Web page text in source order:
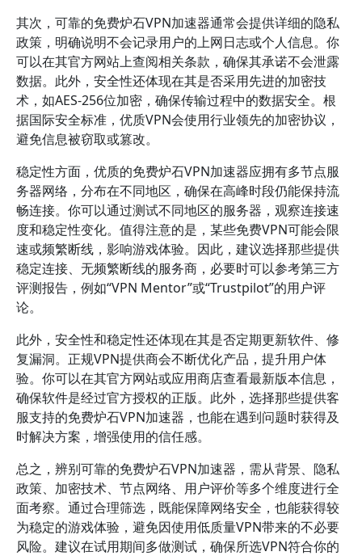
其次，可靠的免费炉石VPN加速器通常会提供详细的隐私
政策，明确说明不会记录用户的上网日志或个人信息。你
可以在其官方网站上查阅相关条款，确保其承诺不会泄露
数据。此外，安全性还体现在其是否采用先进的加密技
术，如AES-256位加密，确保传输过程中的数据安全。根
据国际安全标准，优质VPN会使用行业领先的加密协议，
避免信息被窃取或篡改。
稳定性方面，优质的免费炉石VPN加速器应拥有多节点服
务器网络，分布在不同地区，确保在高峰时段仍能保持流
畅连接。你可以通过测试不同地区的服务器，观察连接速
度和稳定性变化。值得注意的是，某些免费VPN可能会限
速或频繁断线，影响游戏体验。因此，建议选择那些提供
稳定连接、无频繁断线的服务商，必要时可以参考第三方
评测报告，例如“VPN Mentor”或“Trustpilot”的用户评
论。
此外，安全性和稳定性还体现在其是否定期更新软件、修
复漏洞。正规VPN提供商会不断优化产品，提升用户体
验。你可以在其官方网站或应用商店查看最新版本信息，
确保软件是经过官方授权的正版。此外，选择那些提供客
服支持的免费炉石VPN加速器，也能在遇到问题时获得及
时解决方案，增强使用的信任感。
总之，辨别可靠的免费炉石VPN加速器，需从背景、隐私
政策、加密技术、节点网络、用户评价等多个维度进行全
面考察。通过合理筛选，既能保障网络安全，也能获得较
为稳定的游戏体验，避免因使用低质量VPN带来的不必要
风险。建议在试用期间多做测试，确保所选VPN符合你的